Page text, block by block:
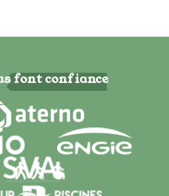
font confiance